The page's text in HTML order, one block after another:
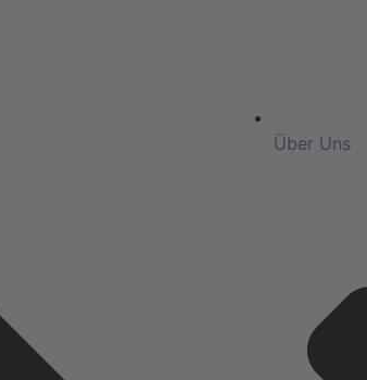
Über Uns